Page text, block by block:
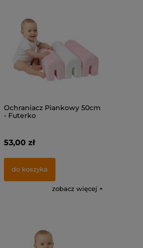
Ochraniacz Piankowy 50cm
- Futerko
53,00 zł
do koszyka
zobacz więcej